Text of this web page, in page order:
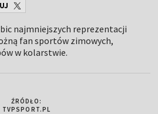
najmniejszych reprezentacji
fan sportów zimowych,
w kolarstwie.
ŹRÓDŁO:
TVPSPORT.PL